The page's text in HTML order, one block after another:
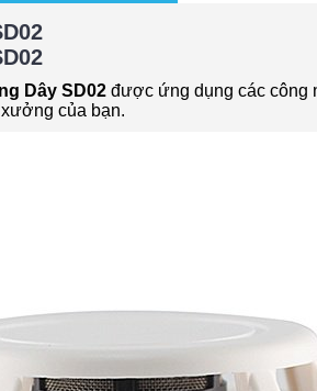
Dây SD02 được ứng dụng các công
của bạn.